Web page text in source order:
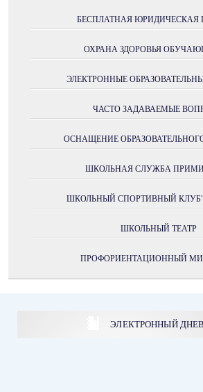
БЕСПЛАТНАЯ
ОХРАНА ЗДОРОВЬЯ
ЭЛЕКТРОННЫЕ
ЧАСТО ЗАДАВАЕМЫЕ
ОСНАЩЕНИЕ
ШКОЛЬНАЯ СЛУЖБА
ШКОЛЬНЫЙ СПОРТИВНЫЙ
ШКОЛЬНЫЙ ТЕАТР
ПРОФОРИЕНТАЦИОННЫЙ
ЭЛЕКТРОННЫЙ